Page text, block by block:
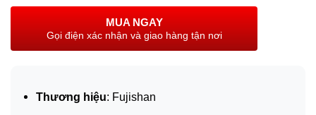
18.900.000₫.là:
10.900.000₫.
MUA NGAY
Gọi điện xác nhận và giao hàng tận nơi
Thương hiệu: Fujishan